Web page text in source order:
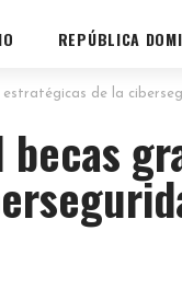
REPÚBLICA
de la
becas